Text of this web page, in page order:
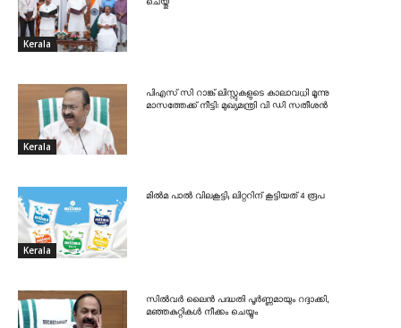
Kerala
ചെയ്തു
Kerala
പിഎസ് സി റാങ്ക് ലിസ്റ്റുകളുടെ കാലാവധി മൂന്നു
മാസത്തേക്ക് നീട്ടി: മുഖ്യമന്ത്രി വി ഡി സതീശൻ
Kerala
മിൽമ പാൽ വിലകൂട്ടി; ലിറ്ററിന് കൂട്ടിയത് 4 രൂപ
സിൽവർ ലൈൻ പദ്ധതി പൂർണ്ണമായും റദ്ദാക്കി,
മഞ്ഞകുറ്റികൾ നീക്കം ചെയ്യും